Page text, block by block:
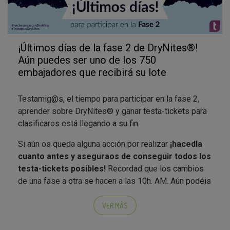
afortunados embajadores de la campaña
#nochessecasconDryNites.
Recordad que para
esta campaña, además de haber superado la nota de
corte, se tendrán en cuenta otros criterios como la
calidad de la participación en campañas anteriores,
¿Impacientes por saber si seréis uno de los
embajadores?
¡Últimos días de la fase 2 de DryNites®!
Aún puedes ser uno de los 750
embajadores que recibirá su lote
Testamig@s, el tiempo para participar en la fase 2,
aprender sobre DryNites® y ganar testa-tickets para
clasificaros está llegando a su fin.
Si aún os queda alguna acción por realizar ¡hacedla
cuanto antes y aseguraos de conseguir todos los
testa-tickets posibles! Recordad que los cambios
de una fase a otra se hacen a las 10h. AM. Aún podéis
completar los quiz pendientes mirando bien las
preguntas y las respuestas posibles, participar en el
blog y en las redes sociales, realizar todos los
VER MÁS